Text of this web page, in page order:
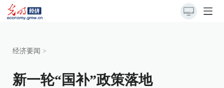
经济要闻 >
新一轮“国补”政策落地